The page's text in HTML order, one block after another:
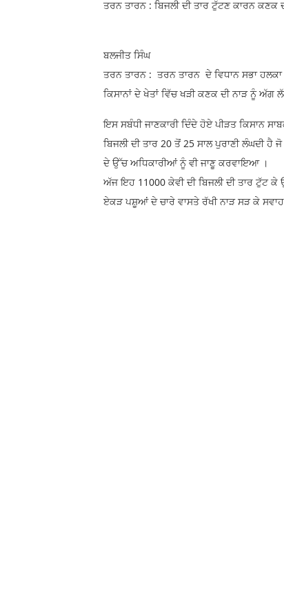
ਤਰਨ ਤਾਰਨ : ਬਿਜਲੀ ਦੀ ਤਾਰ ਟੁੱਟਣ ਕਾਰਨ
ਬਲਜੀਤ ਸਿੰਘ
ਤਰਨ ਤਾਰਨ : ਤਰਨ ਤਾਰਨ ਦੇ ਵਿਧਾਨ ਸਭਾ
ਕਿਸਾਨਾਂ ਦੇ ਖੇਤਾਂ ਵਿੱਚ ਖੜੀ ਕਣਕ ਦੀ ਨਾੜ ਨੂੰ
ਇਸ ਸਬੰਧੀ ਜਾਣਕਾਰੀ ਦਿੰਦੇ ਹੋਏ ਪੀੜਤ ਕਿਸਾਨ
ਬਿਜਲੀ ਦੀ ਤਾਰ 20 ਤੋਂ 25 ਸਾਲ ਪੁਰਾਣੀ ਲੰਘਦੀ
ਦੇ ਉੱਚ ਅਧਿਕਾਰੀਆਂ ਨੂੰ ਵੀ ਜਾਣੂ ਕਰਵਾਇਆ ।
ਅੱਜ ਇਹ 11000 ਕੇਵੀ ਦੀ ਬਿਜਲੀ ਦੀ ਤਾਰ ਟੁੱਟ
ਏਕੜ ਪਸ਼ੂਆਂ ਦੇ ਚਾਰੇ ਵਾਸਤੇ ਰੱਖੀ ਨਾੜ ਸੜ ਕੇ